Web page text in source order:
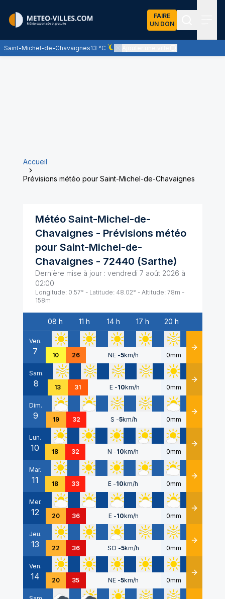
FAIRE
UN DON
Saint-Michel-de-Chavaignes13 °C
Ciel dégagé - quasiment pas de nuages
Accueil
Prévisions météo pour Saint-Michel-de-Chavaignes
Météo Saint-Michel-de-
Chavaignes - Prévisions météo
pour Saint-Michel-de-
Chavaignes - 72440 (Sarthe)
Dernière mise à jour : vendredi 7 août 2026 à
02:00
Longitude: 0.57° - Latitude: 48.02° - Altitude: 78m -
158m
Date
08 h 11 h 14 h 17 h 20 h
Ven.
7 10 26 NE -5km/h 0mm Détails
Sam.
8 13 31 E -10km/h 0mm Détails
Dim.
9 19 32 S -5km/h 0mm Détails
Lun.
10 18 32 N -10km/h 0mm Détails
Mar.
11 18 33 E -10km/h 0mm Détails
Mer.
12 20 36 E -10km/h 0mm Détails
Jeu.
13 22 36 SO -5km/h 0mm Détails
Ven.
14 20 35 NE -5km/h 0mm Détails